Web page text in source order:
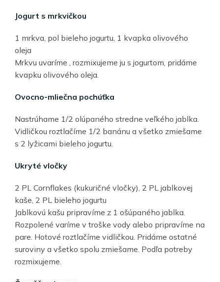
Jogurt s mrkvičkou
1 mrkva, pol bieleho jogurtu, 1 kvapka olivového
oleja
Mrkvu uvaríme , rozmixujeme ju s jogurtom, pridáme
kvapku olivového oleja.
Ovocno-mliečna pochúťka
Nastrúhame 1/2 olúpaného stredne veľkého jablka.
Vidličkou roztlačíme 1/2 banánu a všetko zmiešame
s 2 lyžicami bieleho jogurtu.
Ukryté vločky
2 PL Cornflakes (kukuričné vločky), 2 PL jablkovej
kaše, 2 PL bieleho jogurtu
Jablkovú kašu pripravíme z 1 ošúpaného jablka.
Rozpolené varíme v troške vody alebo pripravíme na
pare. Hotové roztlačíme vidličkou. Pridáme ostatné
suroviny a všetko spolu zmiešame. Podľa potreby
rozmixujeme.